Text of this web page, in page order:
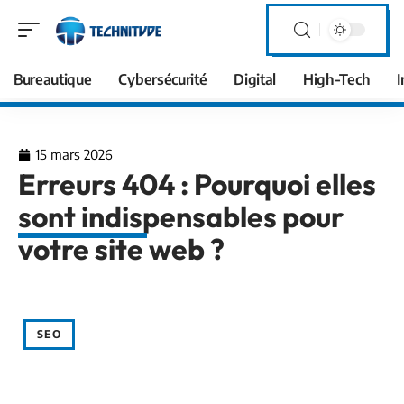
Bureautique Cybersécurité Digital High-Tech
15 mars 2026
Erreurs 404 : Pourquoi elles
sont indispensables pour
votre site web ?
SEO